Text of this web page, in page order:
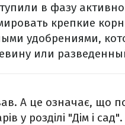
в фазу
крепкие
удобрениями,
или
А це означає, що
у розділі "Дім і